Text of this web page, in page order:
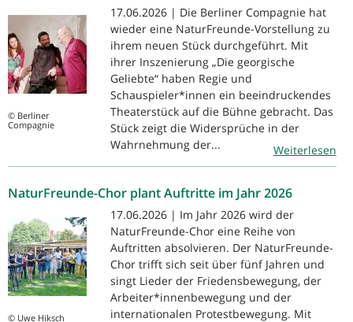
© Berliner
Compagnie
17.06.2026 | Die Berliner Compagnie hat
wieder eine NaturFreunde-Vorstellung zu
ihrem neuen Stück durchgeführt. Mit
ihrer Inszenierung „Die georgische
Geliebte“ haben Regie und
Schauspieler*innen ein beeindruckendes
Theaterstück auf die Bühne gebracht. Das
Stück zeigt die Widersprüche in der
Wahrnehmung der...
Weiterlesen
NaturFreunde-Chor plant Auftritte im Jahr 2026
© Uwe Hiksch
17.06.2026 | Im Jahr 2026 wird der
NaturFreunde-Chor eine Reihe von
Auftritten absolvieren. Der NaturFreunde-
Chor trifft sich seit über fünf Jahren und
singt Lieder der Friedensbewegung, der
Arbeiter*innenbewegung und der
internationalen Protestbewegung. Mit